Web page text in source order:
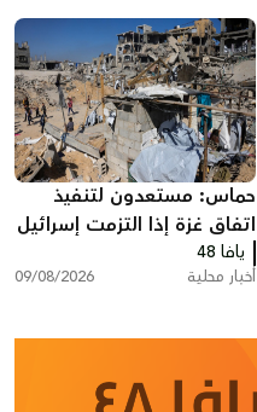
حماس: مستعدون لتنفيذ
اتفاق غزة إذا التزمت إسرائيل
يافا 48
أخبار محلية 09/08/2026